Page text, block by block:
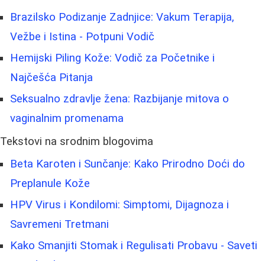
Brazilsko Podizanje Zadnjice: Vakum Terapija,
Vežbe i Istina - Potpuni Vodič
Hemijski Piling Kože: Vodič za Početnike i
Najčešća Pitanja
Seksualno zdravlje žena: Razbijanje mitova o
vaginalnim promenama
Tekstovi na srodnim blogovima
Beta Karoten i Sunčanje: Kako Prirodno Doći do
Preplanule Kože
HPV Virus i Kondilomi: Simptomi, Dijagnoza i
Savremeni Tretmani
Kako Smanjiti Stomak i Regulisati Probavu - Saveti